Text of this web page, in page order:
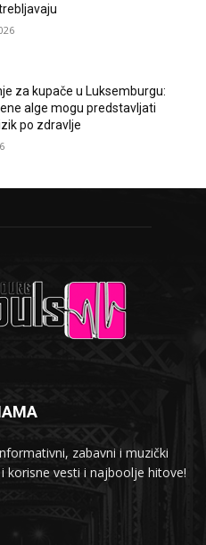
za kupače u Luksemburgu:
alge mogu predstavljati
po zdravlje
zabavni i muzički
korisne vesti i najboolje hitove!